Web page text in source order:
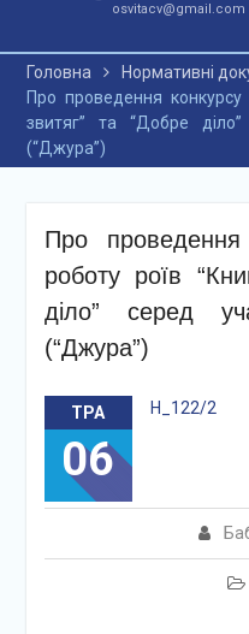
osvitacv@gmail.com
Головна Нормативні
Про проведення конкурсу
звитяг” та “Добре діло”
(“Джура”)
Про проведення
роботу роїв
діло” серед
(“Джура”)
ТРА
06
Н_122/2